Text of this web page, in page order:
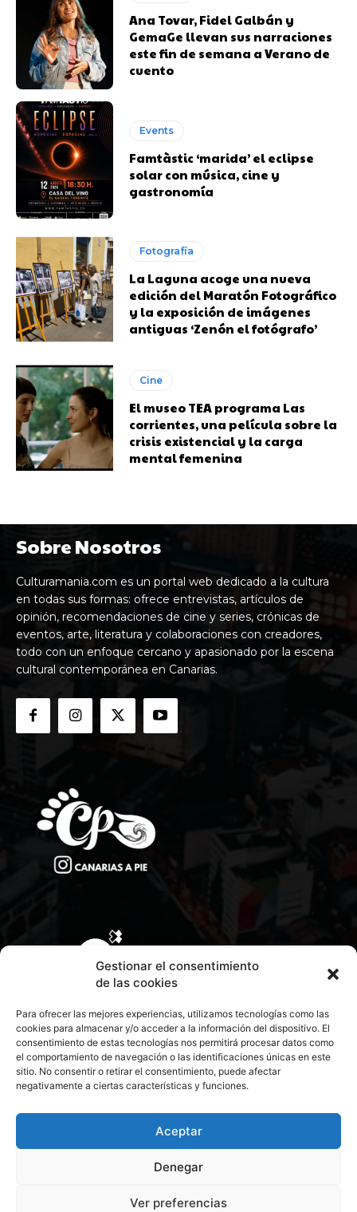
Gestionar el consentimiento
de las cookies
Para ofrecer las mejores experiencias, utilizamos tecnologías como las
cookies para almacenar y/o acceder a la información del dispositivo. El
consentimiento de estas tecnologías nos permitirá procesar datos como
el comportamiento de navegación o las identificaciones únicas en este
sitio. No consentir o retirar el consentimiento, puede afectar
negativamente a ciertas características y funciones.
Aceptar
Denegar
Ver preferencias
Ana Tovar, Fidel Galbán y
GemaGe llevan sus narraciones
este fin de semana a Verano de
cuento
Events
Famtàstic ‘marida’ el eclipse
solar con música, cine y
gastronomía
Fotografía
La Laguna acoge una nueva
edición del Maratón Fotográfico
y la exposición de imágenes
antiguas ‘Zenón el fotógrafo’
Cine
El museo TEA programa Las
corrientes, una película sobre la
crisis existencial y la carga
mental femenina
Sobre Nosotros
Culturamania.com es un portal web dedicado a la cultura
en todas sus formas: ofrece entrevistas, artículos de
opinión, recomendaciones de cine y series, crónicas de
eventos, arte, literatura y colaboraciones con creadores,
todo con un enfoque cercano y apasionado por la escena
cultural contemporánea en Canarias.
CONTACTA CON NOSOTROS